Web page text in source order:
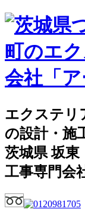
エクステリ
の設計・施
茨城県 坂
工事専門会